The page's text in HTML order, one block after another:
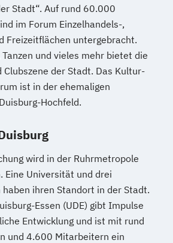
Stadt“. Auf rund 60.000
im Forum Einzelhandels-,
Freizeitflächen untergebracht.
und vieles mehr bietet die
Clubszene der Stadt. Das Kultur-
ist in der ehemaligen
Hochfeld.
wird in der Ruhrmetropole
Eine Universität und drei
haben ihren Standort in der Stadt.
Essen (UDE) gibt Impulse
Entwicklung und ist mit rund
und 4.600 Mitarbeitern ein